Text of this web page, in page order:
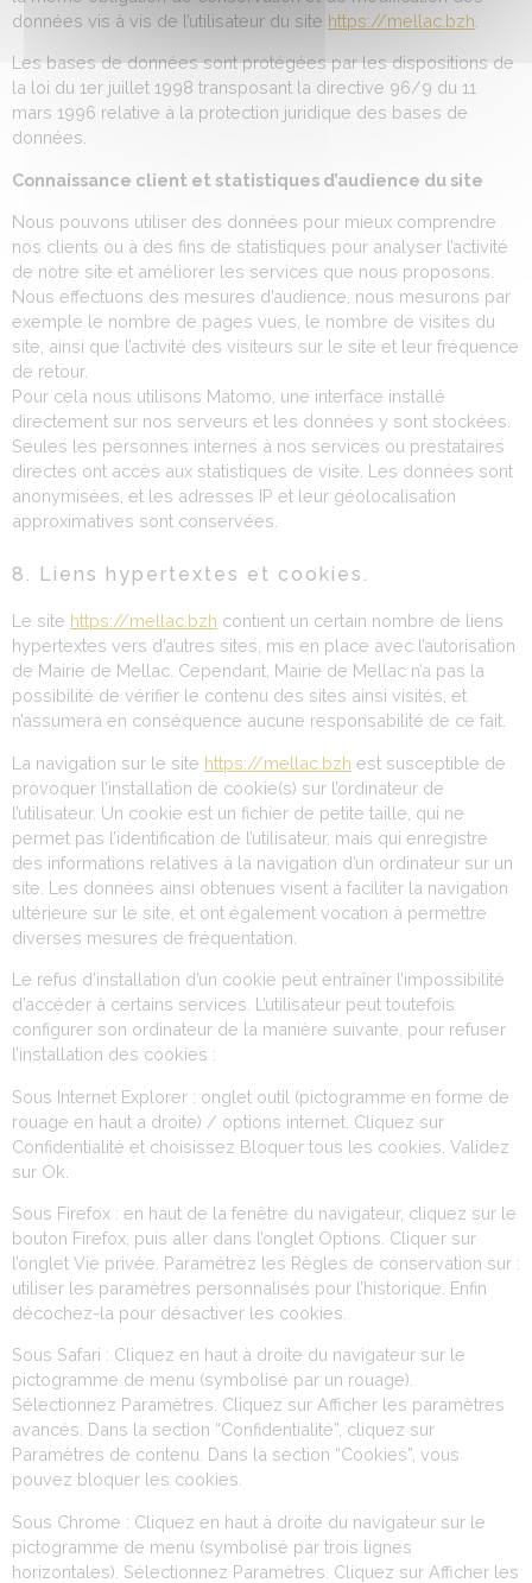
données vis à vis de l’utilisateur du site https://mellac.bzh
Les bases de données sont protégées par les dispositions de
la loi du 1er juillet 1998 transposant la directive 96/9 du 11
mars 1996 relative à la protection juridique des bases de
données.
Connaissance client et statistiques d’audience du site
Nous pouvons utiliser des données pour mieux comprendre
nos clients ou à des fins de statistiques pour analyser l’activité
de notre site et améliorer les services que nous proposons.
Nous effectuons des mesures d’audience, nous mesurons par
exemple le nombre de pages vues, le nombre de visites du
site, ainsi que l’activité des visiteurs sur le site et leur fréquence
de retour.
Pour cela nous utilisons Matomo, une interface installé
directement sur nos serveurs et les données y sont stockées.
Seules les personnes internes à nos services ou prestataires
directes ont accès aux statistiques de visite. Les données sont
anonymisées, et les adresses IP et leur géolocalisation
approximatives sont conservées.
8. Liens hypertextes et cookies.
Le site https://mellac.bzh contient un certain nombre de liens
hypertextes vers d’autres sites, mis en place avec l’autorisation
de Mairie de Mellac. Cependant, Mairie de Mellac n’a pas la
possibilité de vérifier le contenu des sites ainsi visités, et
n’assumera en conséquence aucune responsabilité de ce fait.
La navigation sur le site https://mellac.bzh est susceptible de
provoquer l’installation de cookie(s) sur l’ordinateur de
l’utilisateur. Un cookie est un fichier de petite taille, qui ne
permet pas l’identification de l’utilisateur, mais qui enregistre
des informations relatives à la navigation d’un ordinateur sur un
site. Les données ainsi obtenues visent à faciliter la navigation
ultérieure sur le site, et ont également vocation à permettre
diverses mesures de fréquentation.
Le refus d’installation d’un cookie peut entraîner l’impossibilité
d’accéder à certains services. L’utilisateur peut toutefois
configurer son ordinateur de la manière suivante, pour refuser
l’installation des cookies :
Sous Internet Explorer : onglet outil (pictogramme en forme de
rouage en haut a droite) / options internet. Cliquez sur
Confidentialité et choisissez Bloquer tous les cookies. Validez
sur Ok.
Sous Firefox : en haut de la fenêtre du navigateur, cliquez sur le
bouton Firefox, puis aller dans l’onglet Options. Cliquer sur
l’onglet Vie privée. Paramétrez les Règles de conservation sur :
utiliser les paramètres personnalisés pour l’historique. Enfin
décochez-la pour désactiver les cookies.
Sous Safari : Cliquez en haut à droite du navigateur sur le
pictogramme de menu (symbolisé par un rouage).
Sélectionnez Paramètres. Cliquez sur Afficher les paramètres
avancés. Dans la section “Confidentialité”, cliquez sur
Paramètres de contenu. Dans la section “Cookies”, vous
pouvez bloquer les cookies.
Sous Chrome : Cliquez en haut à droite du navigateur sur le
pictogramme de menu (symbolisé par trois lignes
horizontales). Sélectionnez Paramètres. Cliquez sur Afficher les